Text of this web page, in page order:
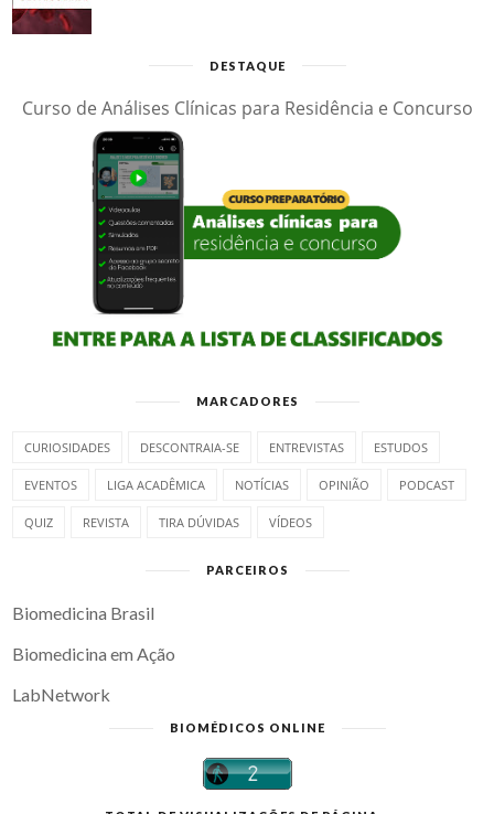
DESTAQUE
Curso de Análises Clínicas para Residência e Concurso
MARCADORES
CURIOSIDADES DESCONTRAIA-SE ENTREVISTAS ESTUDOS
EVENTOS LIGA ACADÊMICA NOTÍCIAS OPINIÃO PODCAST
QUIZ REVISTA TIRA DÚVIDAS VÍDEOS
PARCEIROS
Biomedicina Brasil
Biomedicina em Ação
LabNetwork
BIOMÉDICOS ONLINE